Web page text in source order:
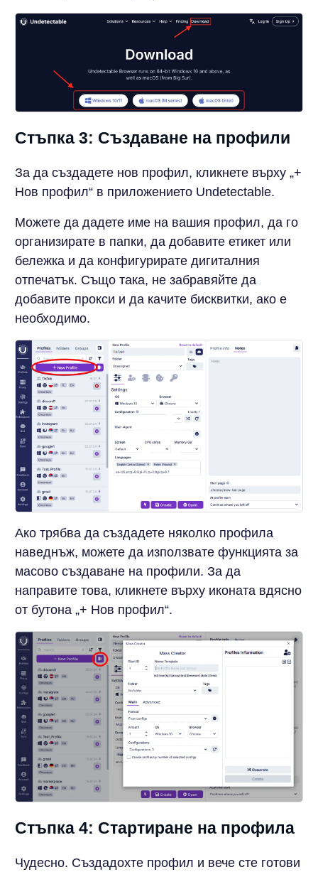
Стъпка 3: Създаване на профили
За да създадете нов профил, кликнете върху „+
Нов профил“ в приложението Undetectable.
Можете да дадете име на вашия профил, да го
организирате в папки, да добавите етикет или
бележка и да конфигурирате дигиталния
отпечатък. Също така, не забравяйте да
добавите прокси и да качите бисквитки, ако е
необходимо.
Ако трябва да създадете няколко профила
наведнъж, можете да използвате функцията за
масово създаване на профили. За да
направите това, кликнете върху иконата вдясно
от бутона „+ Нов профил“.
Стъпка 4: Стартиране на профила
Чудесно. Създадохте профил и вече сте готови